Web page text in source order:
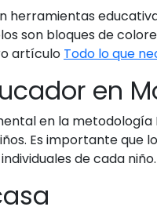
herramientas
son bloques de
artículo Todo lo que
en
en la
Es importante
de cada niño.